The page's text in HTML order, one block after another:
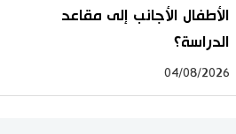
الأطفال الأجانب إلى مقاعد
الدراسة؟
04/08/2026